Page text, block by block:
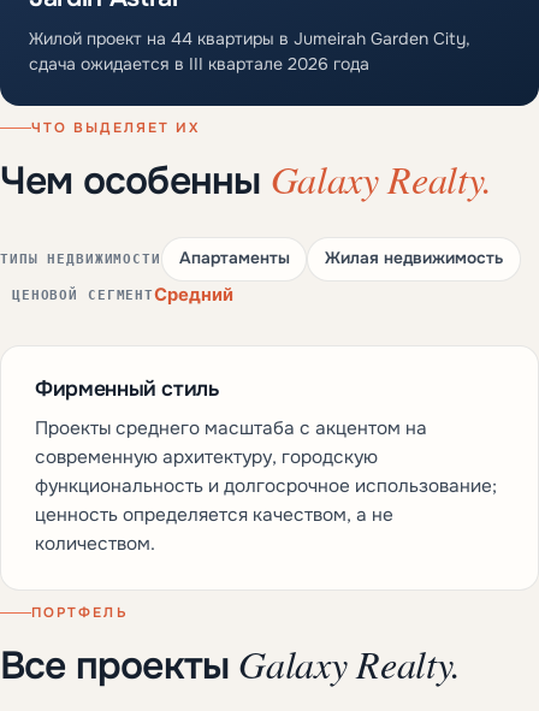
Жилой проект на 44 квартиры в Jumeirah Garden City,
сдача ожидается в III квартале 2026 года
ЧТО ВЫДЕЛЯЕТ ИХ
Чем особенны Galaxy Realty.
ТИПЫ НЕДВИЖИМОСТИ Апартаменты Жилая недвижимость
ЦЕНОВОЙ СЕГМЕНТСредний
Фирменный стиль
Проекты среднего масштаба с акцентом на
современную архитектуру, городскую
функциональность и долгосрочное использование;
ценность определяется качеством, а не
количеством.
ПОРТФЕЛЬ
Все проекты Galaxy Realty.